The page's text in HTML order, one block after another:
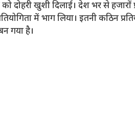
दोहरी खुशी दिलाई। देश भर से हजारों
में भाग लिया। इतनी कठिन
गया है।